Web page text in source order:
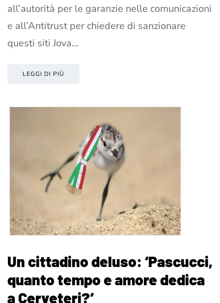
all’autorità per le garanzie nelle comunicazioni
e all’Antitrust per chiedere di sanzionare
questi siti Jova…
LEGGI DI PIÙ
Un cittadino deluso: ‘Pascucci,
quanto tempo e amore dedica
a Cerveteri?’